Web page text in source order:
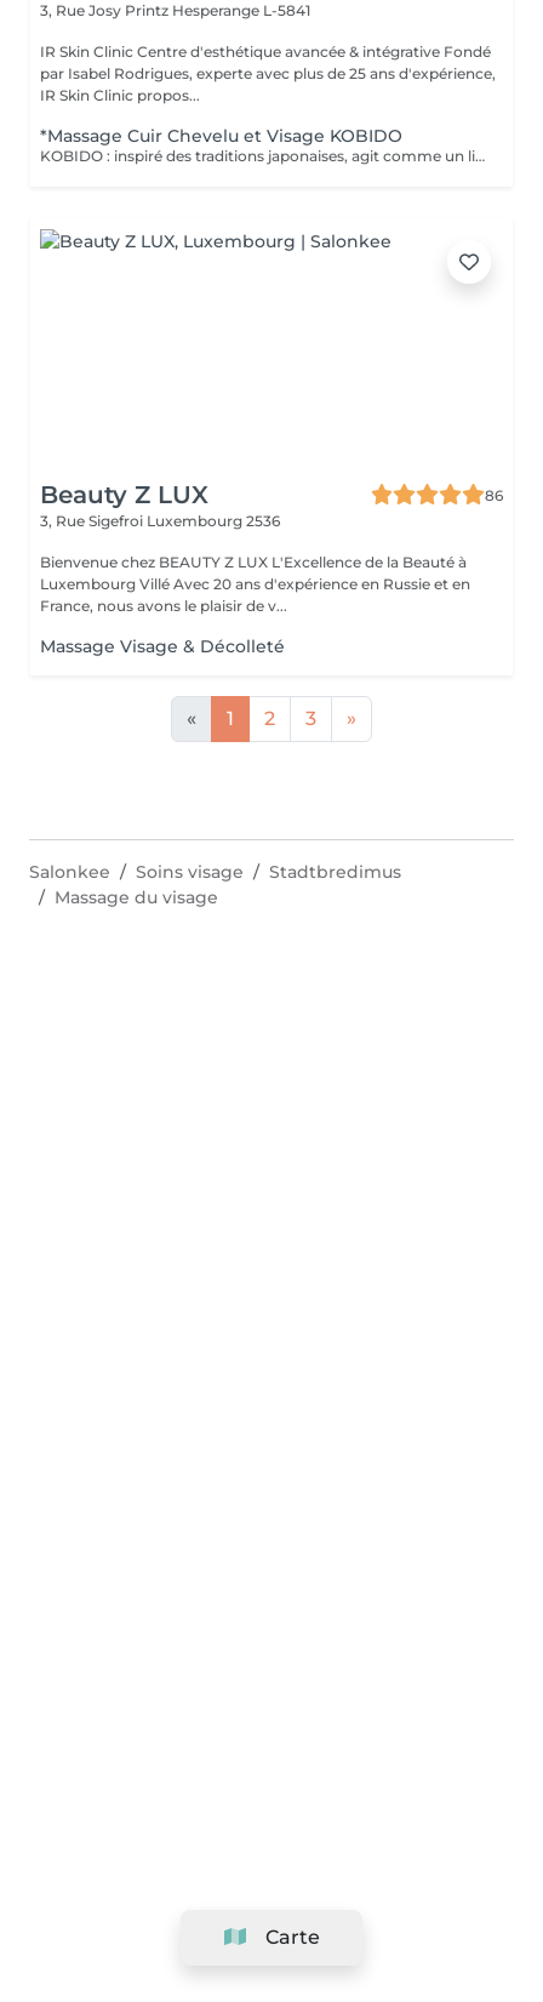
3, Rue Josy Printz Hesperange L-5841
IR Skin Clinic Centre d'esthétique avancée & intégrative Fondé
par Isabel Rodrigues, experte avec plus de 25 ans d'expérience,
IR Skin Clinic propos...
*Massage Cuir Chevelu et Visage KOBIDO
KOBIDO : inspiré des traditions japonaises, agit comme un lifting naturel grâce à un ensemble de techniques manuelles étudiées pour lisser les traits et repulper le visage. Il agit sur l'ensemble des zones sensibles au vieillissement cutané en activant leur jeunesse. Inspiré de la technique AMMA japonaise relaxante, ce massage des zones reflexe du visage, de la nuque et de la tête. Grâce à ce massage unique, vous vous sentez revitalisé, relaxé et apaisé (sans utilisation de produit).
Beauty Z LUX
86
3, Rue Sigefroi Luxembourg 2536
Bienvenue chez BEAUTY Z LUX L'Excellence de la Beauté à
Luxembourg Villé Avec 20 ans d'expérience en Russie et en
France, nous avons le plaisir de v...
Massage Visage & Décolleté
« 1 2 3 »
Carte
Salonkee Soins visage
Stadtbredimus
Massage du visage